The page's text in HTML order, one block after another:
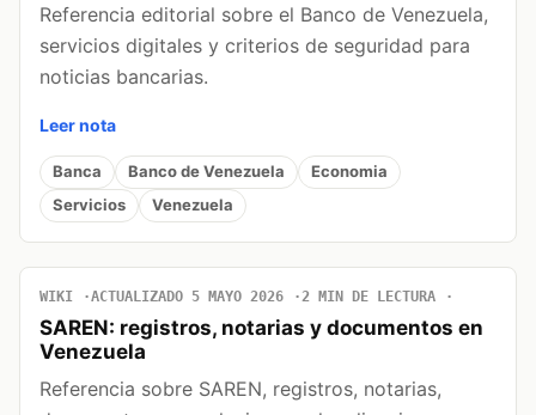
Referencia editorial sobre el Banco de Venezuela,
servicios digitales y criterios de seguridad para
noticias bancarias.
Leer nota
Banca Banco de Venezuela
Economia
Servicios
Venezuela
WIKI ACTUALIZADO 5 MAYO 2026 2 MIN DE LECTURA
SAREN: registros, notarias y documentos en
Venezuela
Referencia sobre SAREN, registros, notarias,